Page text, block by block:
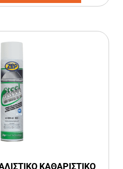
ΚΑΘΑΡΙΣΤΙΚΟ